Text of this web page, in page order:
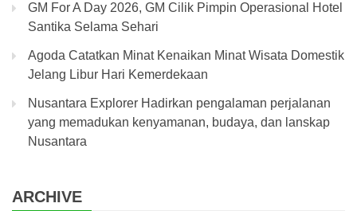
GM For A Day 2026, GM Cilik Pimpin Operasional Hotel
Santika Selama Sehari
Agoda Catatkan Minat Kenaikan Minat Wisata Domestik
Jelang Libur Hari Kemerdekaan
Nusantara Explorer Hadirkan pengalaman perjalanan
yang memadukan kenyamanan, budaya, dan lanskap
Nusantara
ARCHIVE